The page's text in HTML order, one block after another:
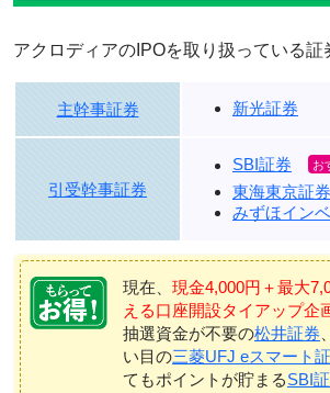
アクロディアのIPOを取り扱っている証
主幹事証券 新光証券
引受幹事証券
SBI証券
東海東京証券
みずほイン
現在、 現金4,000円＋最大
える口座開設タイアップ企
抽選資金が不要の松井証券
い目の三菱UFJ eスマート
てもポイントが貯まるSBI